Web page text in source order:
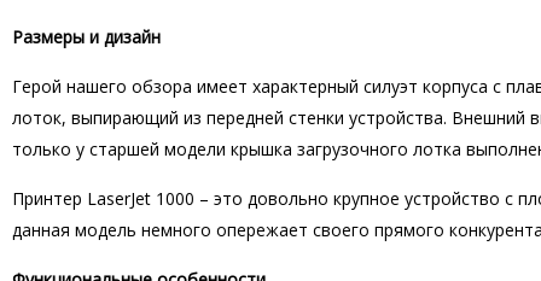
Размеры и дизайн
Герой нашего обзора имеет характерный силуэт корпуса с
лоток, выпирающий из передней стенки устройства.
только у старшей модели крышка загрузочного лотка
Принтер LaserJet 1000 – это довольно крупное устройство с
данная модель немного опережает своего прямого